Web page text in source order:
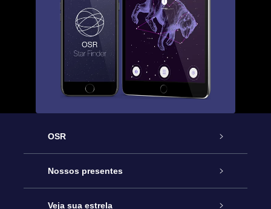
OSR
Serviço
Entre em contato conosco
Nossos presentes
Presente estrelar on-line
Veja sua estrela